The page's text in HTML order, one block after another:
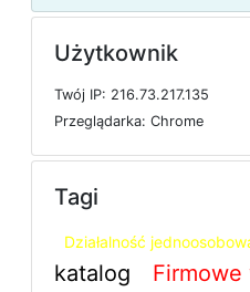
Użytkownik
Twój IP: 216.73.217.135
Przeglądarka: Chrome
Tagi
Działalność
katalog